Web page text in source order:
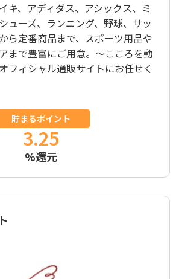
キ、アディダス、アシックス、ミ
ューズ、ランニング、野球、サッ
ら定番商品まで、スポーツ用品や
まで豊富にご用意。～こころを動
フィシャル通販サイトにお任せく
貯まるポイント
3.25
%還元